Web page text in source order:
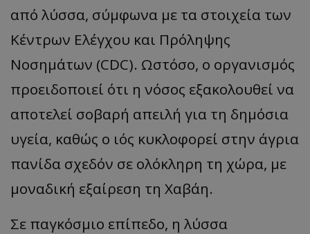
από λύσσα, σύμφωνα με τα στοιχεία των
Κέντρων Ελέγχου και Πρόληψης
Νοσημάτων (CDC). Ωστόσο, ο οργανισμός
προειδοποιεί ότι η νόσος εξακολουθεί να
αποτελεί σοβαρή απειλή για τη δημόσια
υγεία, καθώς ο ιός κυκλοφορεί στην άγρια
πανίδα σχεδόν σε ολόκληρη τη χώρα, με
μοναδική εξαίρεση τη Χαβάη.
Σε παγκόσμιο επίπεδο, η λύσσα